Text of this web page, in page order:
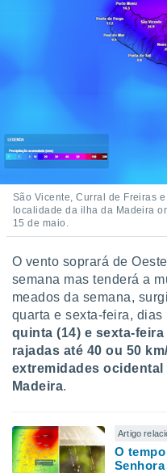
São Vicente, Curral de Freiras
localidade da ilha da Madeira
15 de maio.
O vento soprará de
semana mas tenderá a
meados da semana,
quarta e sexta-feira, dias
quinta (14) e sexta-
rajadas até 40 ou 50
extremidades
Madeira.
Artigo
O